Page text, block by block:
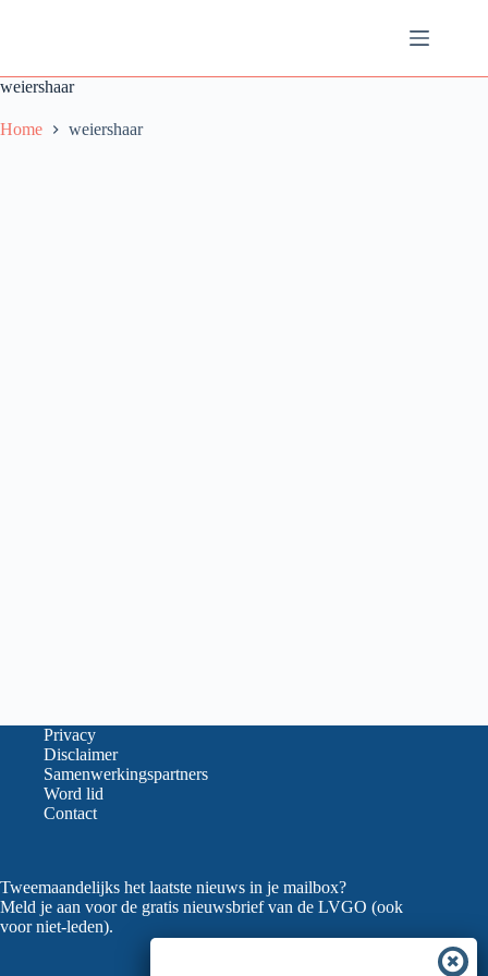
weiershaar
Home weiershaar
Privacy
Disclaimer
Samenwerkingspartners
Word lid
Contact
Tweemaandelijks het laatste nieuws in je mailbox?
Meld je aan voor de gratis nieuwsbrief van de LVGO (ook
voor niet-leden).